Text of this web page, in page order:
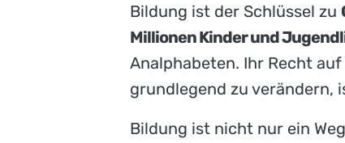
Bildung ist der Schlüssel zu
Millionen Kinder und
Analphabeten. Ihr Recht
grundlegend zu verändern,
Bildung ist nicht nur ein